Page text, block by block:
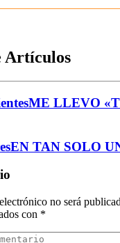
Artículos
ME LLEVO
EN TAN SOLO
no será
con *